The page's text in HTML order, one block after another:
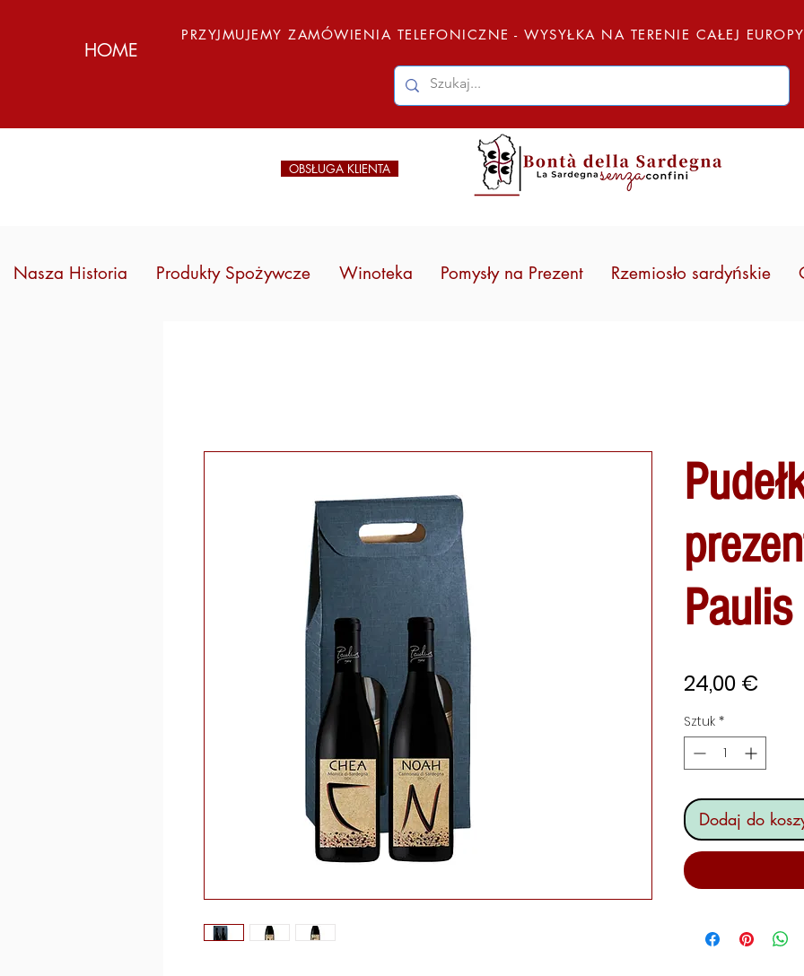
HOME
PRZYJMUJEMY ZAMÓWIENIA TELEFONICZNE - WYSYŁKA NA TERENIE CAŁEJ
OBSŁUGA KLIENTA
Nasza Historia Produkty Spożywcze Winoteka Pomysły na Prezent Rzemiosło sardyńskie
24,00 €
Sztuk *
Dodaj do